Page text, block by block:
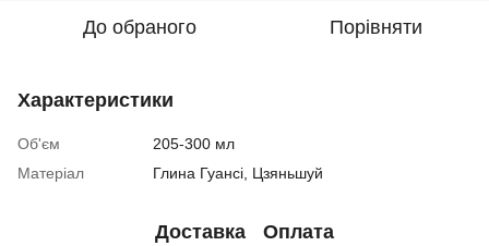
До обраного Порівняти
Характеристики
Об'єм
205-300 мл
Матеріал
Глина Гуансі, Цзяньшуй
Доставка Оплата